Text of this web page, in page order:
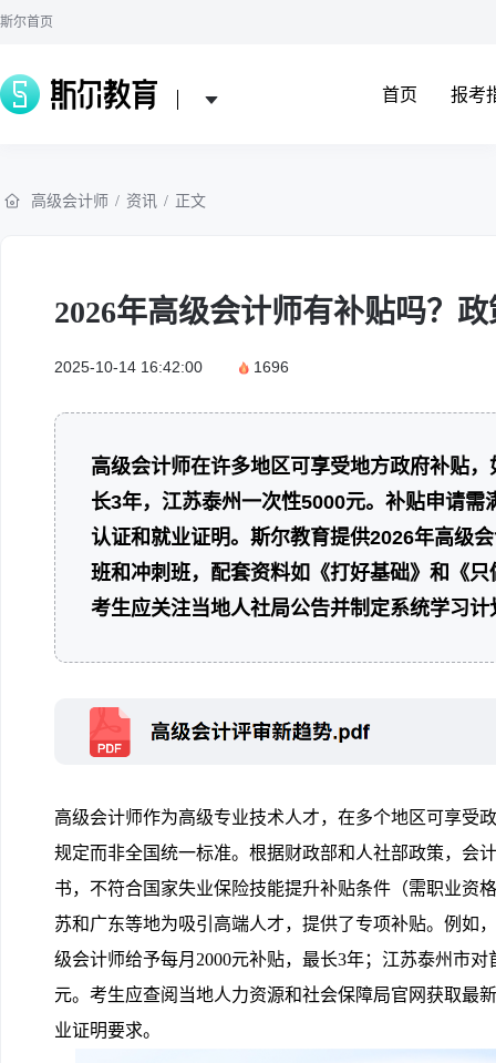
斯尔首页
首页 报考
高级会计师 / 资讯 / 正文
2026年高级会计师有补贴吗？
2025-10-14 16:42:00 1696
高级会计师在许多地区可享受地方政府补贴
长3年，江苏泰州一次性5000元。补贴申请需
认证和就业证明。斯尔教育提供2026年高级
班和冲刺班，配套资料如《打好基础》和《只
考生应关注当地人社局公告并制定系统学习计
高级会计师作为高级专业技术人才，在多个地区可享受
规定而非全国统一标准。根据财政部和人社部政策，会
书，不符合国家失业保险技能提升补贴条件（需职业资
苏和广东等地为吸引高端人才，提供了专项补贴。例如
级会计师给予每月2000元补贴，最长3年；江苏泰州市
元。考生应查阅当地人力资源和社会保障局官网获取最
业证明要求。